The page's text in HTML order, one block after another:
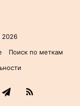
Поиск по меткам
Telegram
RSS